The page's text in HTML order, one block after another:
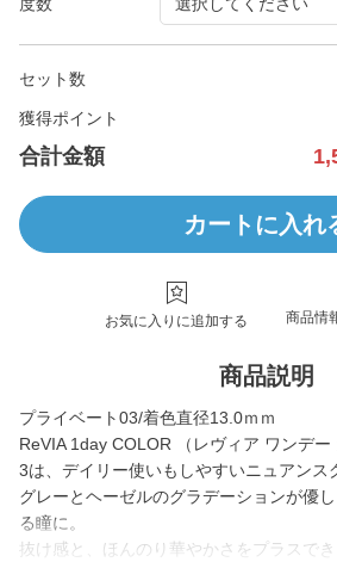
セット数
獲得ポイント
合計金額
カートに入れ
お気に入りに追加する 商品情
商品説明
プライベート03/着色直径13.0ｍｍ
ReVIA 1day COLOR （レヴィア ワンデ
3は、デイリー使いもしやすいニュアンス
グレーとヘーゼルのグラデーションが優
る瞳に。
抜け感と、ほんのり華やかさをプラスでき